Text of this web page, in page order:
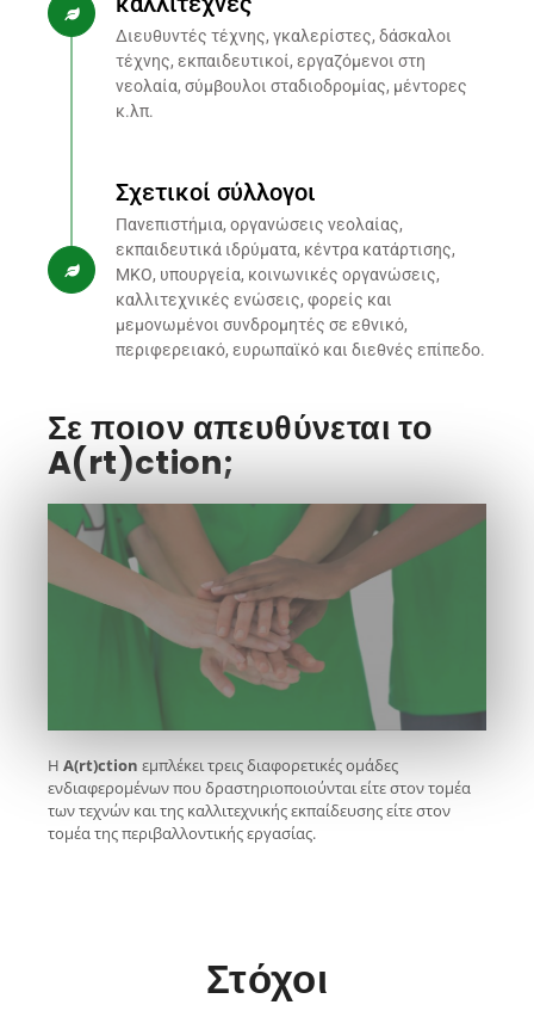
Διευθυντές τέχνης, γκαλερίστες, δάσκαλοι
τέχνης, εκπαιδευτικοί, εργαζόμενοι στη
νεολαία, σύμβουλοι σταδιοδρομίας, μέντορες
κ.λπ.
Σχετικοί σύλλογοι
Πανεπιστήμια, οργανώσεις νεολαίας,
εκπαιδευτικά ιδρύματα, κέντρα κατάρτισης,
ΜΚΟ, υπουργεία, κοινωνικές οργανώσεις,
καλλιτεχνικές ενώσεις, φορείς και
μεμονωμένοι συνδρομητές σε εθνικό,
περιφερειακό, ευρωπαϊκό και διεθνές επίπεδο.
Σε ποιον απευθύνεται το
A(rt)ction;
Η A(rt)ction εμπλέκει τρεις διαφορετικές ομάδες
ενδιαφερομένων που δραστηριοποιούνται είτε στον τομέα
των τεχνών και της καλλιτεχνικής εκπαίδευσης είτε στον
τομέα της περιβαλλοντικής εργασίας.
Στόχοι